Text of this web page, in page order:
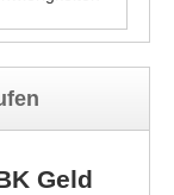
Geld